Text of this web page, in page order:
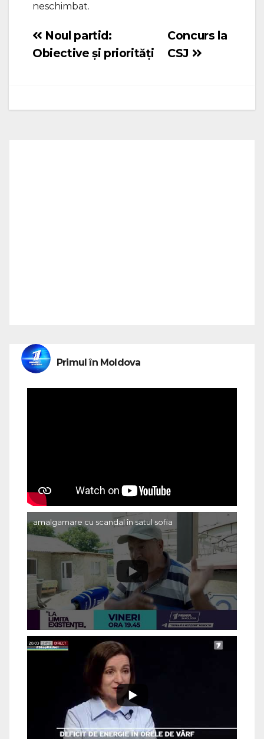
neschimbat.
Navigare
în
Concurs la
CSJ
Noul partid:
Obiective și priorități
Primul în Moldova
amalgamare cu scandal în satul sofia